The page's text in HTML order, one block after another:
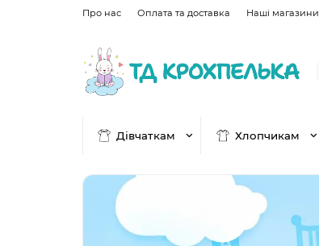
Про нас Оплата та доставка Наші магазини
Дівчаткам Хлопчикам